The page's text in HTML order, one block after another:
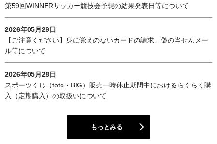
第59回WINNERサッカー競技会予想の結果発表日等について
2026年05月29日
【ご注意ください】身に覚えのないカードの請求、偽の当せんメー
ル等について
2026年05月28日
スポーツくじ（toto・BIG）販売一時休止期間中におけるらくらく購
入（定期購入）の取扱いについて
もっとみる